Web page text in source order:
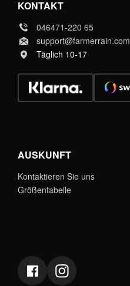
KONTAKT
046471-220 65
support@farmerrain.com
Täglich 10-17
AUSKUNFT
Kontaktieren Sie uns
Größentabelle